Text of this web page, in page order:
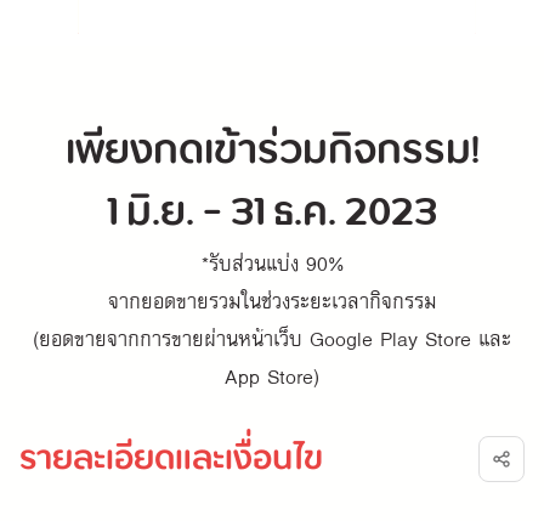
เพียงกดเข้าร่วมกิจกรรม!
1 มิ.ย. - 31 ธ.ค. 2023
*รับส่วนแบ่ง 90%
จากยอดขายรวมในช่วงระยะเวลากิจกรรม
(ยอดขายจากการขายผ่านหน้าเว็บ Google Play Store และ
App Store)
รายละเอียดและเงื่อนไข